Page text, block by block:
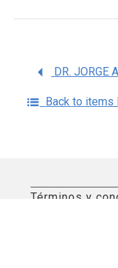
Back to items
Términos y